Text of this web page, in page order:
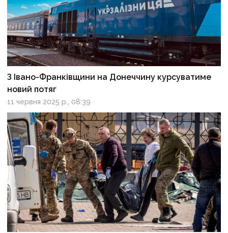
З Івано-Франківщини на Донеччину курсуватиме
новий потяг
11 червня 2025 р., 08:39